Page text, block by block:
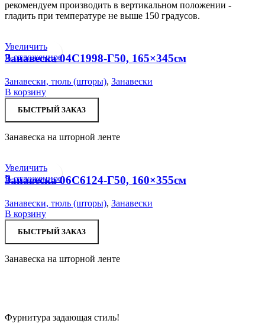
рекомендуем производить в вертикальном положении -
гладить при температуре не выше 150 градусов.
Увеличить
В отложенное
Занавеска 04С1998-Г50, 165×345см
Занавески, тюль (шторы), Занавески
В корзину
БЫСТРЫЙ ЗАКАЗ
Занавеска на шторной ленте
Увеличить
В отложенное
Занавеска 06С6124-Г50, 160×355см
Занавески, тюль (шторы), Занавески
В корзину
БЫСТРЫЙ ЗАКАЗ
Занавеска на шторной ленте
Фурнитура задающая стиль!